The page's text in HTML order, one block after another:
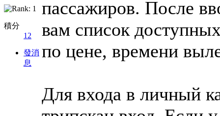
積分
12
發消
息
пассажиров. После
вам список
по цене, времени
Для входа в личный